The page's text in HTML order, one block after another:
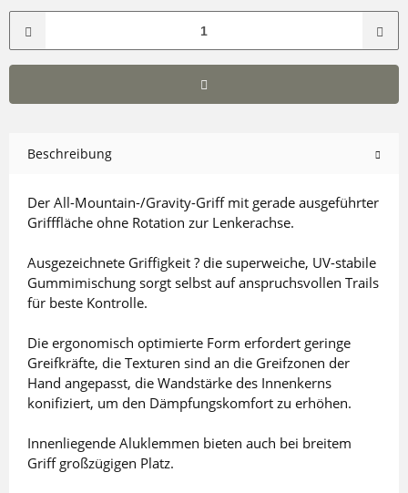
Beschreibung
Der All-Mountain-/Gravity-Griff mit gerade ausgeführter
Grifffläche ohne Rotation zur Lenkerachse.
Ausgezeichnete Griffigkeit ? die superweiche, UV-stabile
Gummimischung sorgt selbst auf anspruchsvollen Trails
für beste Kontrolle.
Die ergonomisch optimierte Form erfordert geringe
Greifkräfte, die Texturen sind an die Greifzonen der
Hand angepasst, die Wandstärke des Innenkerns
konifiziert, um den Dämpfungskomfort zu erhöhen.
Innenliegende Aluklemmen bieten auch bei breitem
Griff großzügigen Platz.